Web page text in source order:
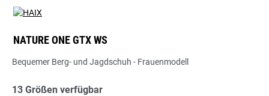
NATURE ONE GTX WS
Bequemer Berg- und Jagdschuh - Frauenmodell
13 Größen verfügbar